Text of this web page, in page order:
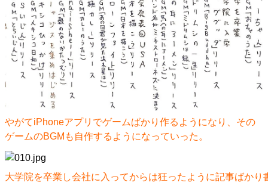
やがてiPhoneアプリでゲームばかり作るようになり、その
ゲームのBGMも自作するようになっていった。
大学院を卒業し会社に入ってからは狂ったように記事ばかり